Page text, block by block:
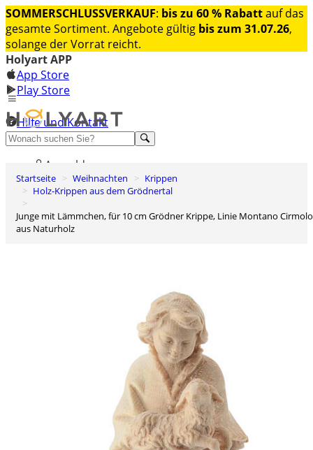
SOMMERSCHLUSSVERKAUF: bis zu 60 % Rabattauf das
gesamte Sortiment. Angebote gültig bis zum 31.07.26,
solange der Vorrat reicht.
Holyart APP
App Store
Play Store
Hilfe und Kontakt
Entdecken Sie Premium
Anmelden
Wunschliste
Warenkorb
Startseite Weihnachten
Krippen
Holz-Krippen aus dem Grödnertal
Junge mit Lämmchen, für 10 cm Grödner Krippe, Linie Montano Cirmolo,
aus Naturholz